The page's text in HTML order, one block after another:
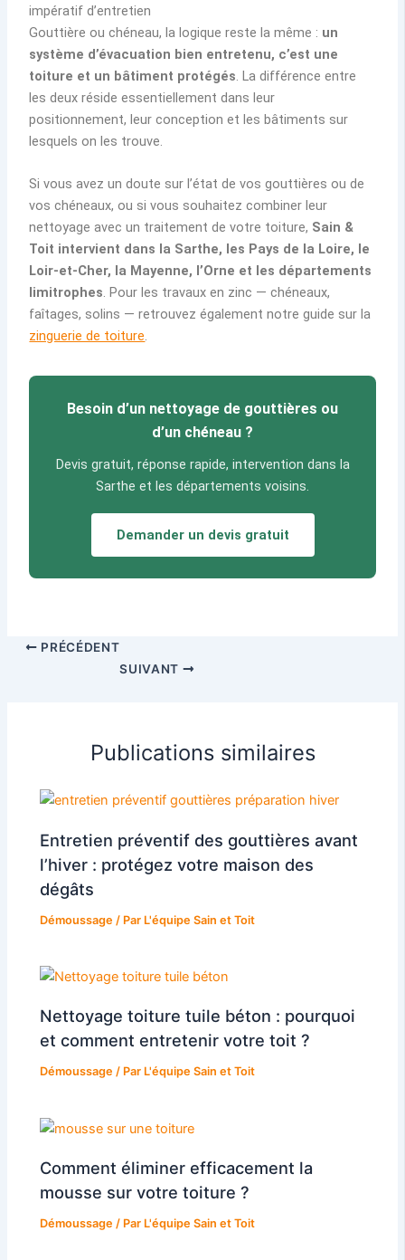
impératif d’entretien
Gouttière ou chéneau, la logique reste la même : un
système d’évacuation bien entretenu, c’est une
toiture et un bâtiment protégés. La différence entre
les deux réside essentiellement dans leur
positionnement, leur conception et les bâtiments sur
lesquels on les trouve.
Si vous avez un doute sur l’état de vos gouttières ou de
vos chéneaux, ou si vous souhaitez combiner leur
nettoyage avec un traitement de votre toiture, Sain &
Toit intervient dans la Sarthe, les Pays de la Loire, le
Loir-et-Cher, la Mayenne, l’Orne et les départements
limitrophes. Pour les travaux en zinc — chéneaux,
faîtages, solins — retrouvez également notre guide sur la
zinguerie de toiture.
Besoin d’un nettoyage de gouttières ou
d’un chéneau ?
Devis gratuit, réponse rapide, intervention dans la
Sarthe et les départements voisins.
Demander un devis gratuit
PRÉCÉDENT
SUIVANT
Publications similaires
Entretien préventif des gouttières avant
l’hiver : protégez votre maison des
dégâts
Démoussage / Par L'équipe Sain et Toit
Nettoyage toiture tuile béton : pourquoi
et comment entretenir votre toit ?​
Démoussage / Par L'équipe Sain et Toit
Comment éliminer efficacement la
mousse sur votre toiture ?
Démoussage / Par L'équipe Sain et Toit